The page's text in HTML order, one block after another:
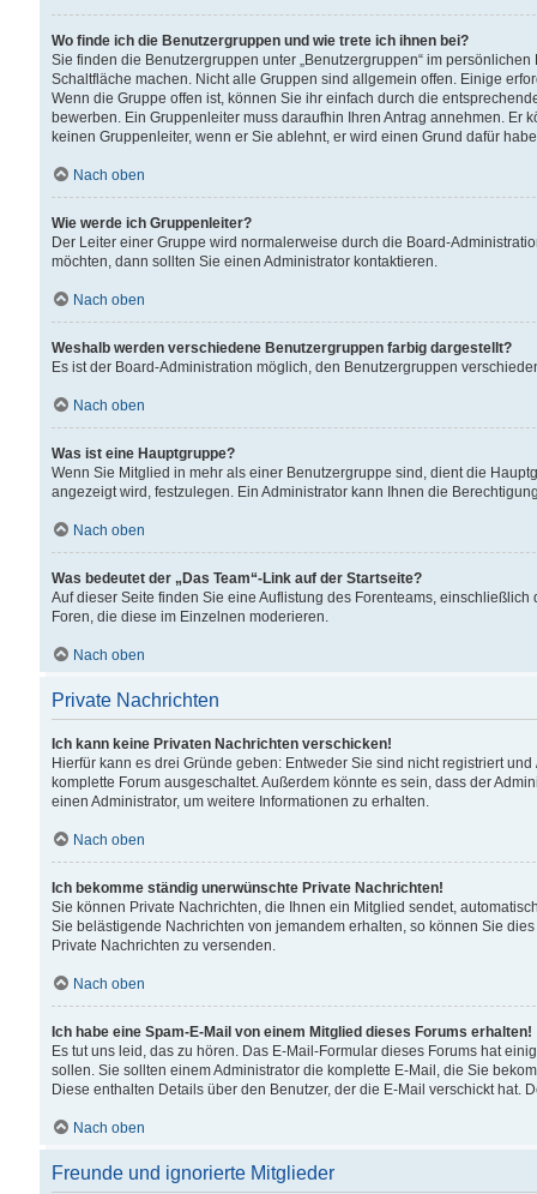
Wo finde ich die Benutzergruppen und wie trete ich ihnen bei?
Sie finden die Benutzergruppen unter „Benutzergruppen“ im
Schaltfläche machen. Nicht alle Gruppen sind allgemein offen. Einige
Wenn die Gruppe offen ist, können Sie ihr einfach durch die
bewerben. Ein Gruppenleiter muss daraufhin Ihren Antrag annehmen.
keinen Gruppenleiter, wenn er Sie ablehnt, er wird einen Grund dafür
Nach oben
Wie werde ich Gruppenleiter?
Der Leiter einer Gruppe wird normalerweise durch die Board-
möchten, dann sollten Sie einen Administrator kontaktieren.
Nach oben
Weshalb werden verschiedene Benutzergruppen farbig dargestellt?
Es ist der Board-Administration möglich, den Benutzergruppen
Nach oben
Was ist eine Hauptgruppe?
Wenn Sie Mitglied in mehr als einer Benutzergruppe sind, dient die
angezeigt wird, festzulegen. Ein Administrator kann Ihnen die
Nach oben
Was bedeutet der „Das Team“-Link auf der Startseite?
Auf dieser Seite finden Sie eine Auflistung des Forenteams,
Foren, die diese im Einzelnen moderieren.
Nach oben
Private Nachrichten
Ich kann keine Privaten Nachrichten verschicken!
Hierfür kann es drei Gründe geben: Entweder Sie sind nicht registriert
komplette Forum ausgeschaltet. Außerdem könnte es sein, dass der
einen Administrator, um weitere Informationen zu erhalten.
Nach oben
Ich bekomme ständig unerwünschte Private Nachrichten!
Sie können Private Nachrichten, die Ihnen ein Mitglied sendet,
Sie belästigende Nachrichten von jemandem erhalten, so können Sie
Private Nachrichten zu versenden.
Nach oben
Ich habe eine Spam-E-Mail von einem Mitglied dieses Forums erhalten!
Es tut uns leid, das zu hören. Das E-Mail-Formular dieses Forums hat
sollen. Sie sollten einem Administrator die komplette E-Mail, die Sie
Diese enthalten Details über den Benutzer, der die E-Mail verschickt hat.
Nach oben
Freunde und ignorierte Mitglieder